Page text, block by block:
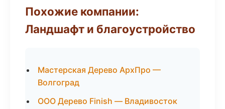
Похожие компании:
Ландшафт и благоустройство
Мастерская Дерево АрхПро —
Волгоград
ООО Дерево Finish — Владивосток